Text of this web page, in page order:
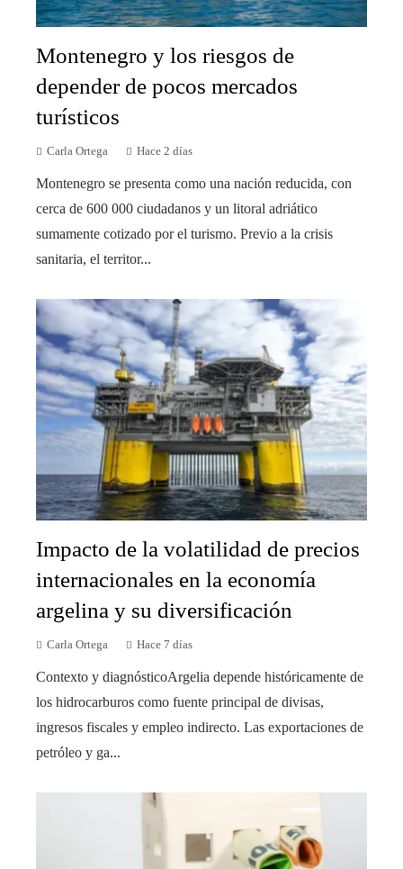
Montenegro y los riesgos de
depender de pocos mercados
turísticos
Carla Ortega Hace 2 días
Montenegro se presenta como una nación reducida, con
cerca de 600 000 ciudadanos y un litoral adriático
sumamente cotizado por el turismo. Previo a la crisis
sanitaria, el territor...
Impacto de la volatilidad de precios
internacionales en la economía
argelina y su diversificación
Carla Ortega Hace 7 días
Contexto y diagnósticoArgelia depende históricamente de
los hidrocarburos como fuente principal de divisas,
ingresos fiscales y empleo indirecto. Las exportaciones de
petróleo y ga...